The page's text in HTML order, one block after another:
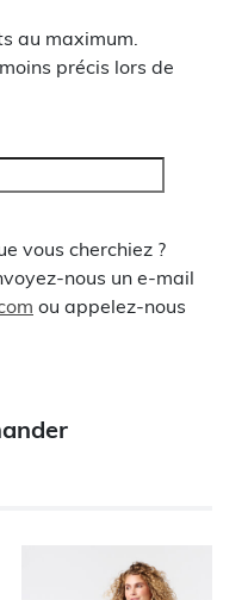
au maximum.
précis lors de
vous cherchiez ?
nous un e-mail
ou appelez-nous